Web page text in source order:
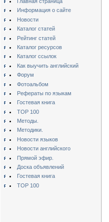
Информация о сайте
Новости
Каталог статей
Рейтинг статей
Каталог ресурсов
Каталог ссылок
Как выучить английский
Форум
Фотоальбом
Рефераты по языкам
Гостевая книга
TOP 100
Методы.
Методики.
Новости языков
Новости английского
Прямой эфир.
Доска объявлений
Гостевая книга
TOP 100